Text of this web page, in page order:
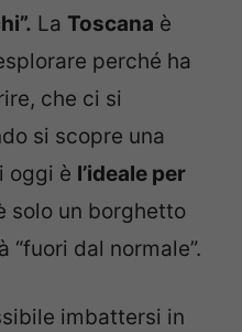
La Toscana è
perché ha
che ci si
si scopre una
oggi è l’ideale per
solo un borghetto
“fuori dal normale”.
imbattersi in